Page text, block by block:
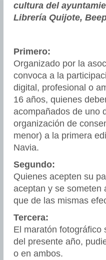
cultura del
Librería Quijote,
Primero:
Organizado por la
convoca a la
digital, profesional o
16 años, quienes
acompañados de uno
organización de
menor) a la primera
Navia.
Segundo:
Quienes acepten su
aceptan y se someten
que de las mismas
Tercera:
El maratón fotográfico
del presente año,
o en ambos.